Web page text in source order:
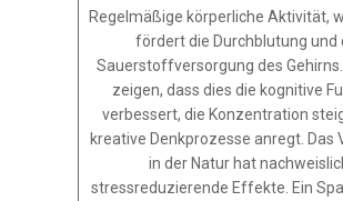
Regelmäßige körperliche Aktivität,
fördert die Durchblutung und
Sauerstoffversorgung des
zeigen, dass dies die kognitive
verbessert, die Konzentration
kreative Denkprozesse anregt. Das
in der Natur hat
stressreduzierende Effekte. Ein